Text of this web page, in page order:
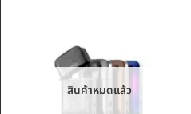
สินค้าหมดแล้ว